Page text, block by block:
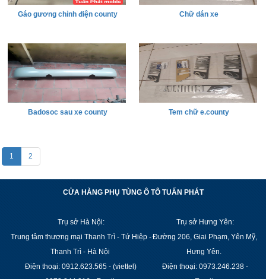
Gáo gương chỉnh điện county Chữ dán xe
Badosoc sau xe county Tem chữ e.county
1 2
CỬA HÀNG PHỤ TÙNG Ô TÔ TUẤN PHÁT
Trụ sở Hà Nội:
Trung tâm thương mại Thanh Trì - Tứ Hiệp -
Thanh Trì - Hà Nội
Điện thoại: 0912.623.565 - (viettel)
Trụ sở Hưng Yên:
Đường 206, Giai Phạm, Yên Mỹ,
Hưng Yên.
Điện thoại: 0973.246.238 -